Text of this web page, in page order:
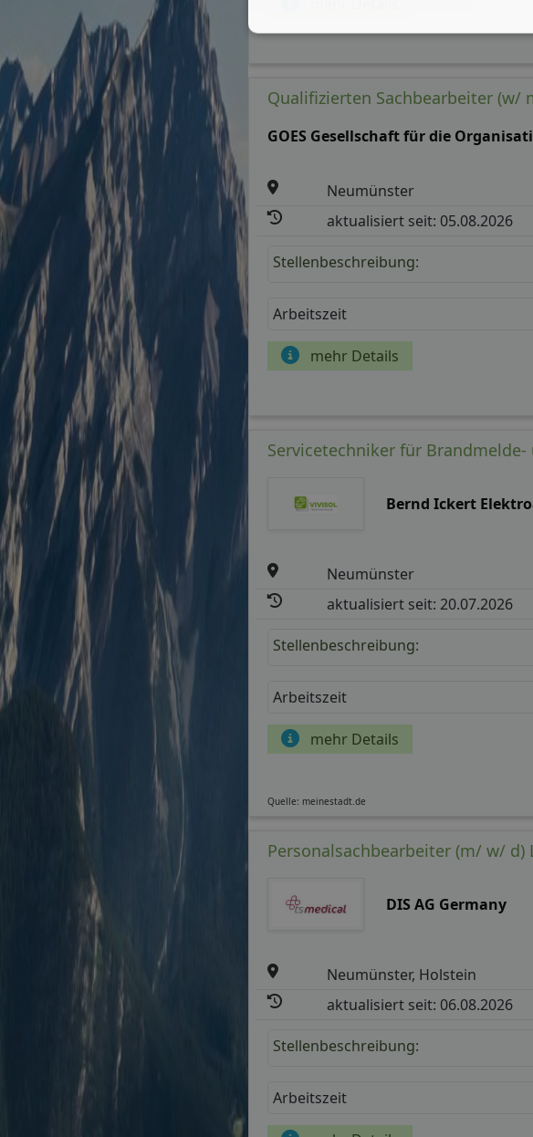
Qualifizierten Sachbearbeiter
GOES Gesellschaft für die
Neumünster
aktualisiert seit: 05.08.2026
Stellenbeschreibung:
Arbeitszeit
mehr Details
Servicetechniker für
Bernd Ickert
Neumünster
aktualisiert seit: 20.07.2026
Stellenbeschreibung:
Arbeitszeit
mehr Details
Quelle: meinestadt.de
Personalsachbearbeiter (m/ w/
DIS AG Germany
Neumünster, Holstein
aktualisiert seit: 06.08.2026
Stellenbeschreibung:
Arbeitszeit